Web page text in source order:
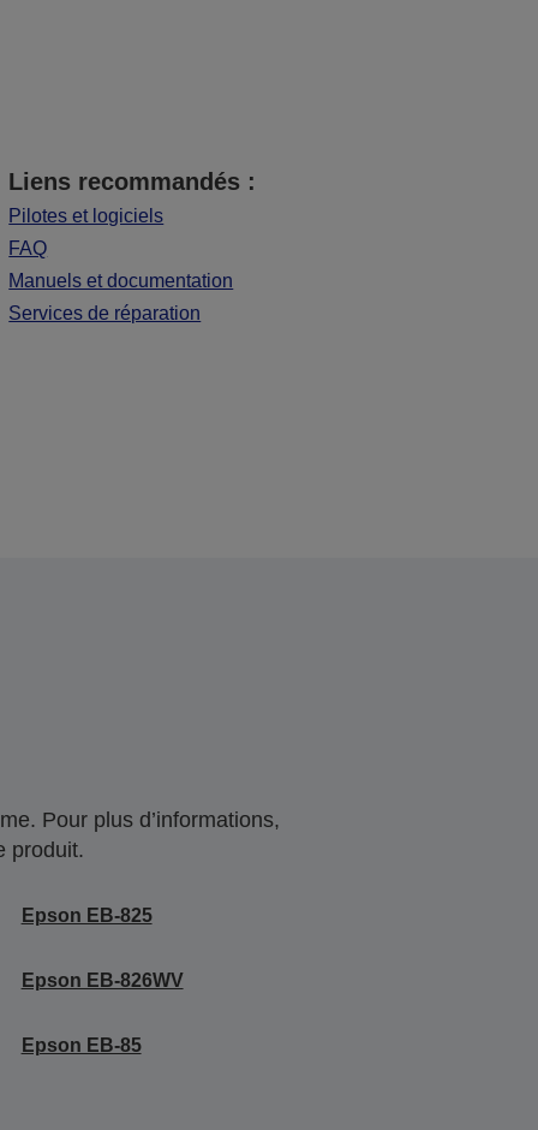
Liens recommandés :
Pilotes et logiciels
FAQ
Manuels et documentation
Services de réparation
Pour plus d’informations,
produit.
Epson EB-825
Epson EB-826WV
Epson EB-85